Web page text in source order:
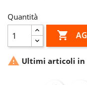
Quantità

 Ultimi articoli in